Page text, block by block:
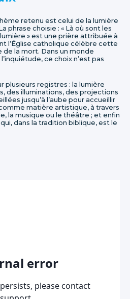
retenu est celui de la lumière
phrase choisie : « Là où sont les
» est une prière attribuée à
l’Église catholique célèbre cette
de la mort. Dans un monde
ce choix n’est pas
plusieurs registres : la lumière
des illuminations, des projections
jusqu’à l’aube pour accueillir
matière artistique, à travers
la musique ou le théâtre ; et enfin
dans la tradition biblique, est le